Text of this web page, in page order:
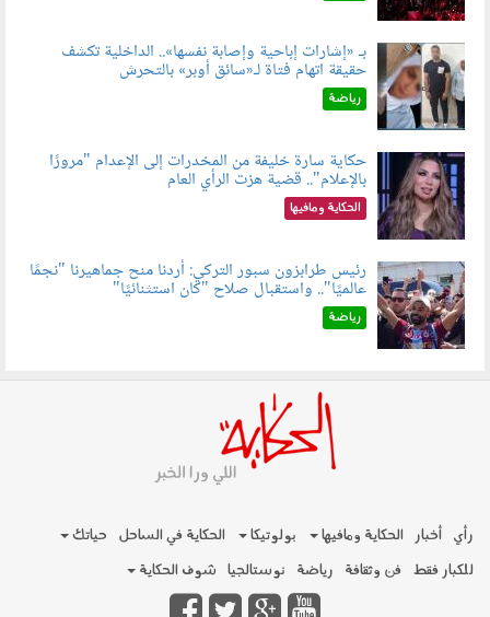
060804.jpg
بـ «إشارات إباحية وإصابة نفسها».. الداخلية تكشف
حقيقة اتهام فتاة لـ«سائق أوبر» بالتحرش
رياضة
060801.jpeg
حكاية سارة خليفة من المخدرات إلى الإعدام "مرورًا
بالإعلام".. قضية هزت الرأي العام
الحكاية ومافيها
060803.jpg
رئيس طرابزون سبور التركي: أردنا منح جماهيرنا "نجمًا
عالميًا".. واستقبال صلاح "كان استثنائيًا"
رياضة
رأي أخبار الحكاية ومافيها بولوتيكا الحكاية في الساحل
حياتك
للكبار فقط فن وثقافة رياضة نوستالجيا شوف الحكاية